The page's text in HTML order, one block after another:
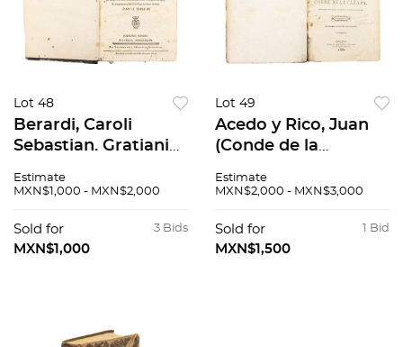
Lot 48
Berardi, Caroli
Sebastian. Gratiani
apocryphis discreti,
emendatiorum
codicum fidem
Estimate
MXN$1,000 - MXN$2,000
3 Bids
Sold for
MXN$1,000
Lot 49
Acedo y Rico, Juan
(Conde de la
Instituciones
Juicios Civiles, asi
Ordinarios como
Estimate
MXN$2,000 - MXN$3,000
1 Bid
Sold for
MXN$1,500